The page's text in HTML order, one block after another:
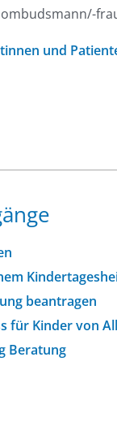
und
beantragen
für Kinder von
Beratung